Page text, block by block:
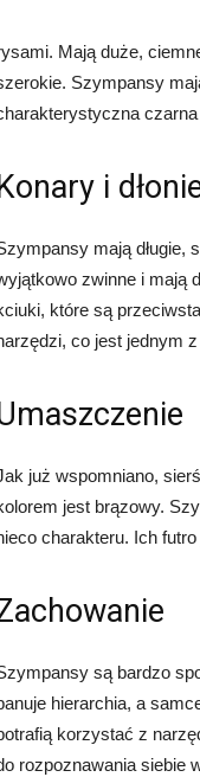
Mają duże,
Szympansy
i
mają długie,
zwinne i mają
które są
co jest jednym
już wspomniano,
jest brązowy.
charakteru. Ich
są bardzo
hierarchia, a
korzystać z
rozpoznawania siebie